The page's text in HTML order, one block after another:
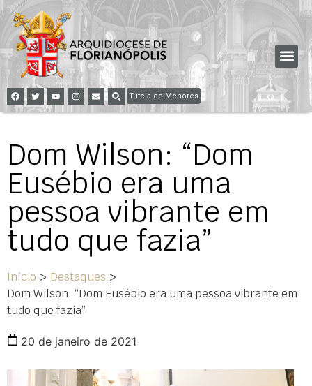
Tutela de Menores
Dom Wilson: “Dom
Eusébio era uma
pessoa vibrante em
tudo que fazia”
Início > Destaques >
Dom Wilson: “Dom Eusébio era uma pessoa vibrante em
tudo que fazia”
20 de janeiro de 2021